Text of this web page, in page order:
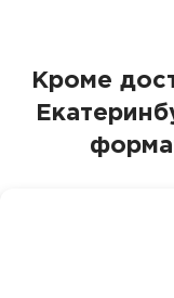
Кроме